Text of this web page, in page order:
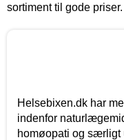
sortiment til gode priser.
Helsebixen.dk har
indenfor
homøopati og særligt